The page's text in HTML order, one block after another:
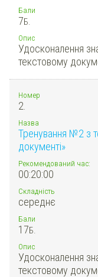
Бали
7Б.
Опис
Удосконалення
текстовому
Номер
2.
Назва
Тренування №2 з
документі»
Рекомендований час:
00:20:00
Складність
середнє
Бали
17Б.
Опис
Удосконалення
текстовому